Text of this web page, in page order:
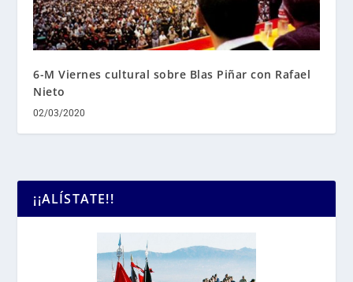
6-M Viernes cultural sobre Blas Piñar con Rafael
Nieto
02/03/2020
¡¡ALÍSTATE!!